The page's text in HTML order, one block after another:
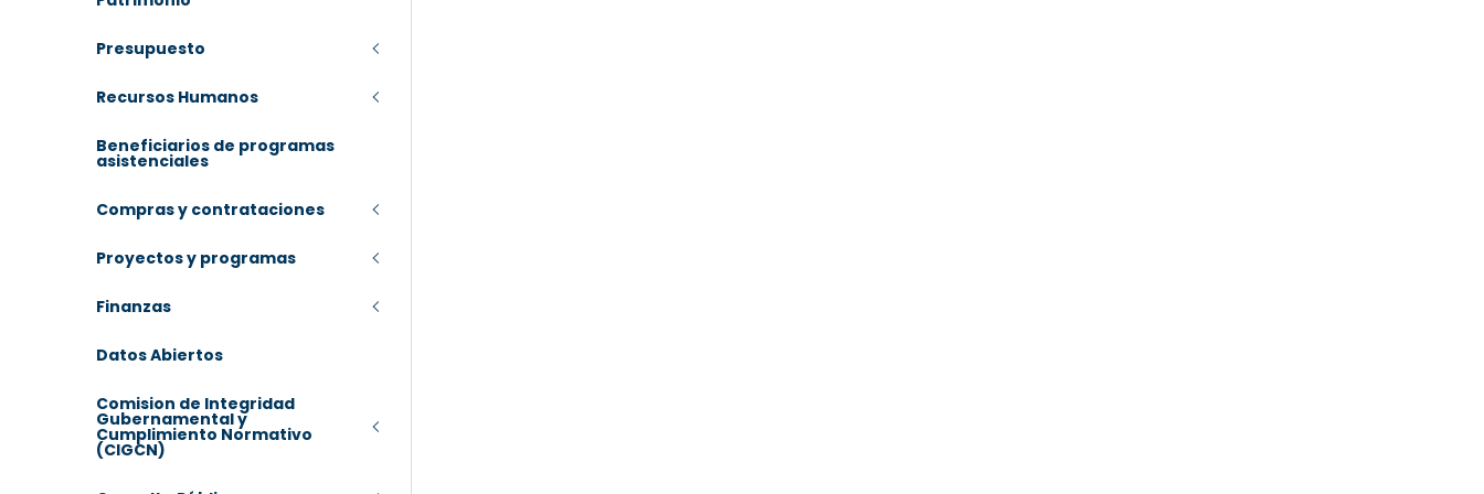
Presupuesto
Recursos Humanos
Beneficiarios de programas
asistenciales
Compras y contrataciones
Proyectos y programas
Finanzas
Datos Abiertos
Comision de Integridad
Gubernamental y
Cumplimiento Normativo
(CIGCN)